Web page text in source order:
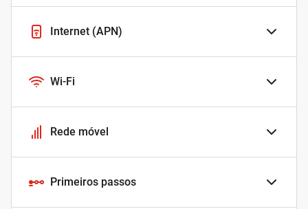
Internet (APN)
Wi-Fi
Rede móvel
Primeiros passos